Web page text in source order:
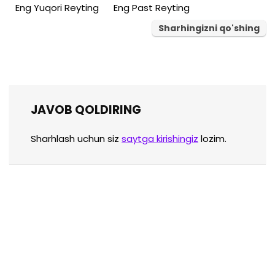
Eng Yuqori Reyting
Eng Past Reyting
Sharhingizni qo'shing
JAVOB QOLDIRING
Sharhlash uchun siz saytga kirishingiz lozim.